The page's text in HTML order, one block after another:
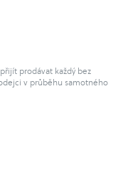
prodávat každý bez
v průběhu samotného
Kč/m2 prodejní plochy.
typický sortiment
které již majitelům
jsou například zbraně,
léky.